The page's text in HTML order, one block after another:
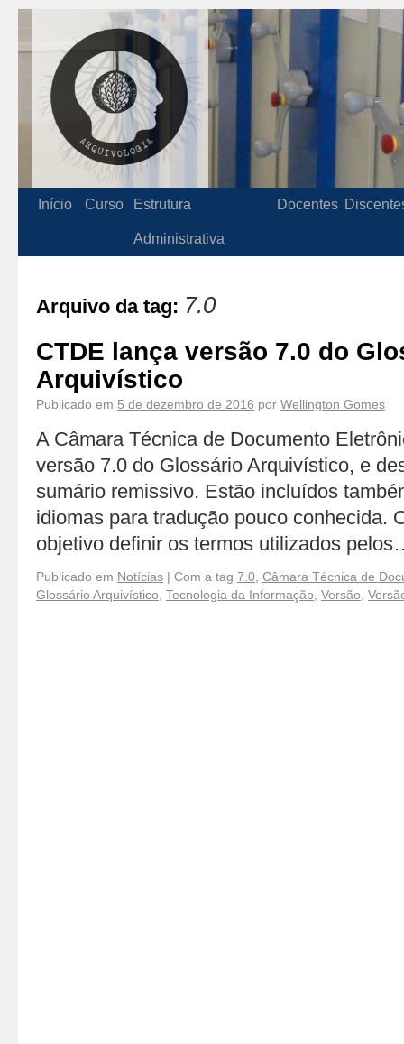
Início Curso Estrutura
Administrativa
Docentes
Arquivo da tag: 7.0
CTDE lança versão 7.0 do
Arquivístico
Publicado em 5 de dezembro de 2016 por Wellington Gomes
A Câmara Técnica de Documento
versão 7.0 do Glossário Arquivístico, e
sumário remissivo. Estão incluídos
idiomas para tradução pouco conhecida.
objetivo definir os termos utilizados
Publicado em Notícias | Com a tag 7.0 Câmara Técnica de
Glossário Arquivístico Tecnologia da Informação Versão